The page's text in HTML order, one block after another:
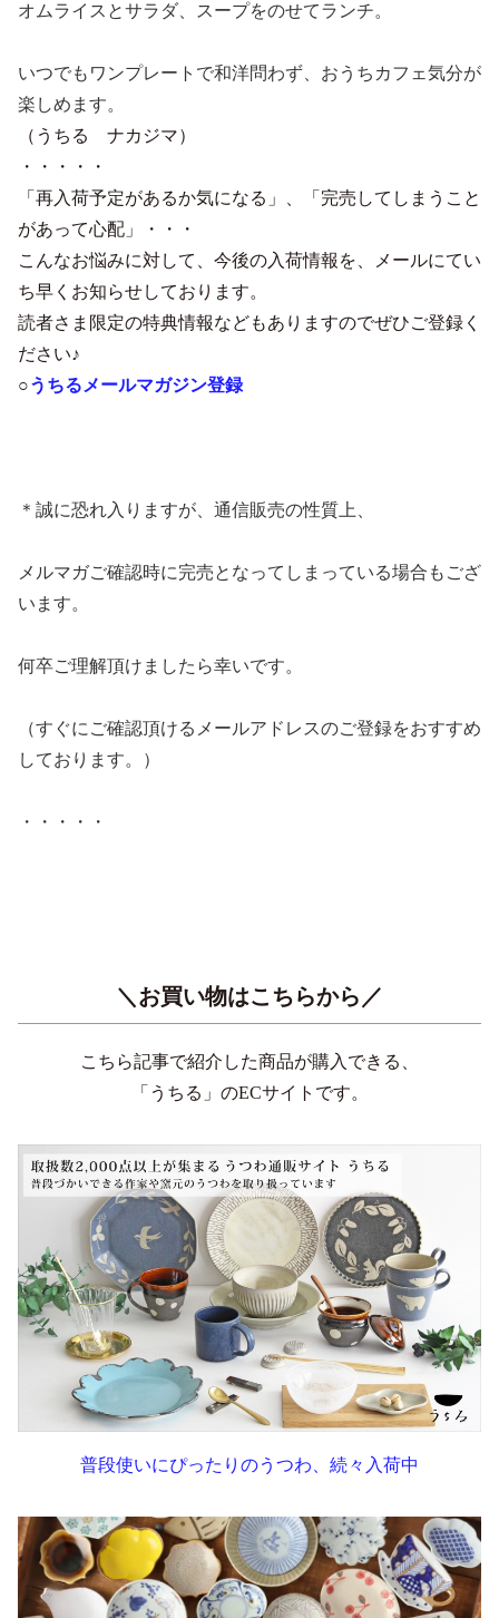
オムライスとサラダ、スープをのせてランチ。
いつでもワンプレートで和洋問わず、おうちカフェ気分が
楽しめます。
（うちる ナカジマ）
・・・・・
「再入荷予定があるか気になる」、「完売してしまうこと
があって心配」・・・
こんなお悩みに対して、今後の入荷情報を、メールにてい
ち早くお知らせしております。
読者さま限定の特典情報などもありますのでぜひご登録く
ださい♪
○うちるメールマガジン登録
＊誠に恐れ入りますが、通信販売の性質上、
メルマガご確認時に完売となってしまっている場合もござ
います。
何卒ご理解頂けましたら幸いです。
（すぐにご確認頂けるメールアドレスのご登録をおすすめ
しております。）
・・・・・
＼お買い物はこちらから／
こちら記事で紹介した商品が購入できる、
「うちる」のECサイトです。
普段使いにぴったりのうつわ、続々入荷中